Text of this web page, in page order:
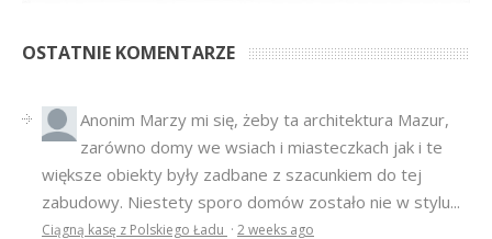
OSTATNIE KOMENTARZE
Anonim Marzy mi się, żeby ta architektura Mazur,
zarówno domy we wsiach i miasteczkach jak i te
większe obiekty były zadbane z szacunkiem do tej
zabudowy. Niestety sporo domów zostało nie w stylu...
Ciągną kasę z Polskiego Ładu · 2 weeks ago